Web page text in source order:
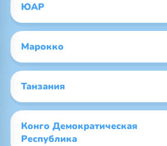
ЮАР
Марокко
Танзания
Конго Демократическая
Республика